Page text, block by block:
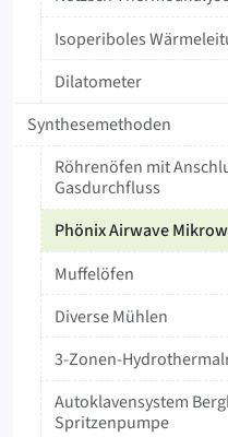
Isoperiboles
Dilatometer
Synthesemethoden
Röhrenöfen mit
Gasdurchfluss
Phönix Airwave
Muffelöfen
Diverse Mühlen
3-Zonen-
Autoklavensystem
Spritzenpumpe